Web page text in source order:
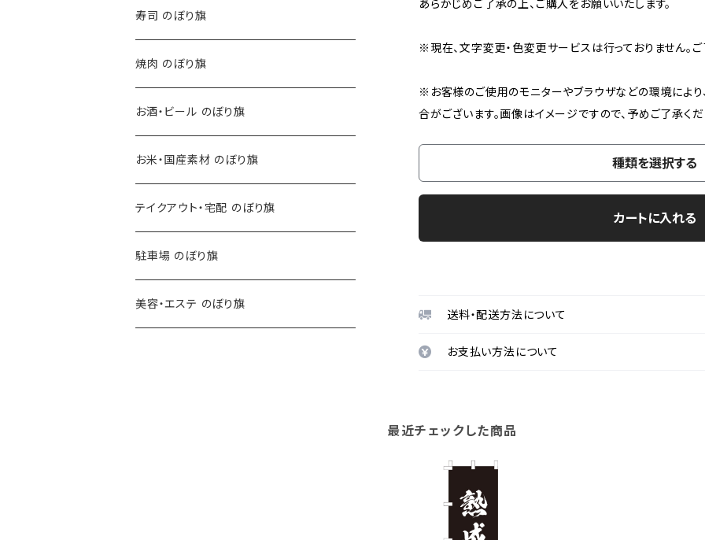
あらかじめご了承の上、ご購入をお願いいたします。
※現在、文字変更・色変更サービスは行っておりません。ご
※お客様のご使用のモニターやブラウザなどの環境によ
合がございます。画像はイメージですので、予めご了承くだ
種類を選択する
カートに入れる
送料・配送方法について
お支払い方法について
最近チェックした商品
寿司 のぼり旗
焼肉 のぼり旗
お酒・ビール のぼり旗
お米・国産素材 のぼり旗
テイクアウト・宅配 のぼり旗
駐車場 のぼり旗
美容・エステ のぼり旗